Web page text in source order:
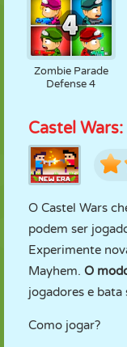
Zombie Parade
Defense 4
Castel
O Castel Wars
podem ser
Experimente
Mayhem. O
jogadores e bata
Como jogar?